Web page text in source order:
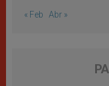
« Feb Abr »